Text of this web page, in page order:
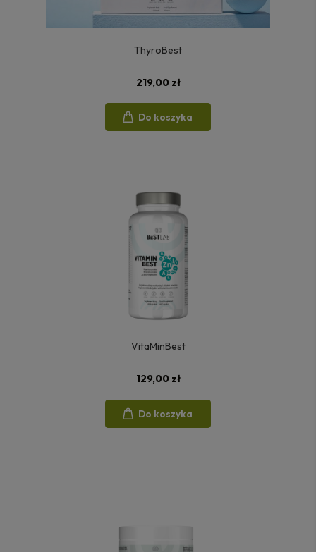
ThyroBest
219,00 zł
Do koszyka
VitaMinBest
129,00 zł
Do koszyka